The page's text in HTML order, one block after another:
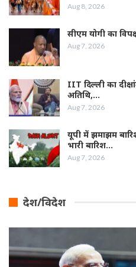
Aug 8, 2026
सीएम योगी का
Aug 7, 2026
IIT दिल्ली का
अतिथि,…
Aug 7, 2026
यूपी में झमाझम
भारी बारिश…
Aug 7, 2026
देश/विदेश